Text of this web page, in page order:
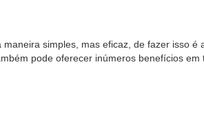
simples, mas eficaz, de fazer isso
pode oferecer inúmeros benefícios